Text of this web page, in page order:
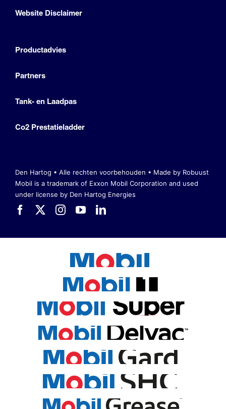
Website Disclaimer
Productadvies
Partners
Tank- en Laadpas
Co2 Prestatieladder
Den Hartog • Alle rechten voorbehouden • Made by Robuust
Mobil is a trademark of Exxon Mobil Corporation and used
under license by Den Hartog Energies